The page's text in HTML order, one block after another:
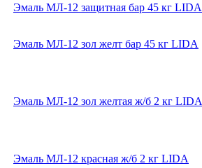
Эмаль МЛ-12 защитная бар 45 кг LIDA
Эмаль МЛ-12 зол желт бар 45 кг LIDA
Эмаль МЛ-12 зол желтая ж/б 2 кг LIDA
Эмаль МЛ-12 красная ж/б 2 кг LIDA